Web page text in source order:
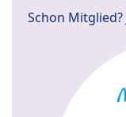
Schon Mitglied?